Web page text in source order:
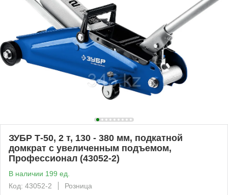
ЗУБР Т-50, 2 т, 130 - 380 мм, подкатной
домкрат с увеличенным подъемом,
Профессионал (43052-2)
В наличии 199 ед.
Код: 43052-2
Розница